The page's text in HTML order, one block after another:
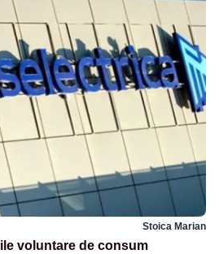
Stoica Marian
voluntare de consum